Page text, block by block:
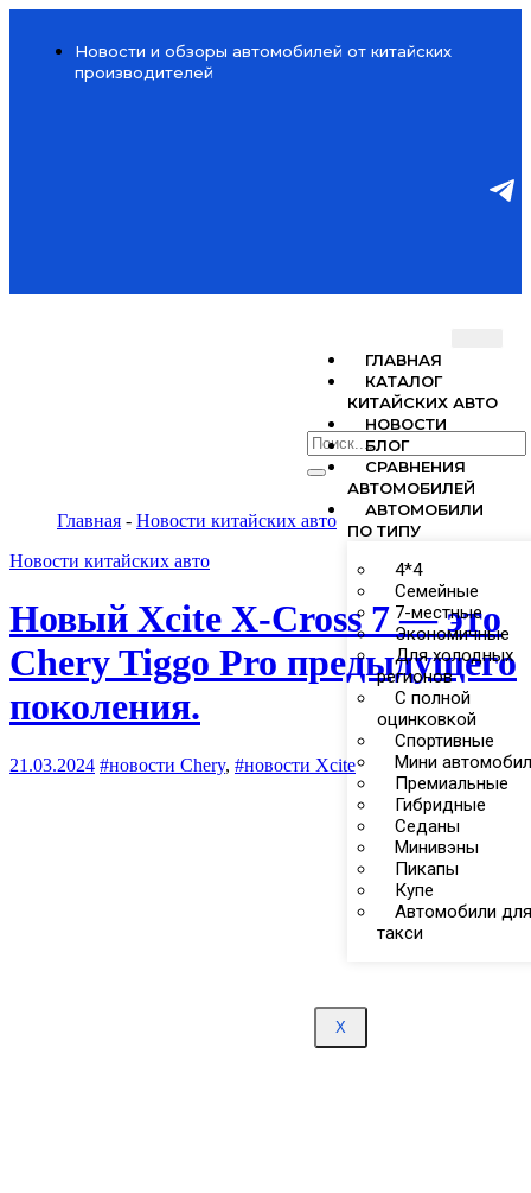
Новости и обзоры автомобилей от китайских
производителей
ГЛАВНАЯ
КАТАЛОГ
КИТАЙСКИХ АВТО
НОВОСТИ
БЛОГ
СРАВНЕНИЯ
АВТОМОБИЛЕЙ
АВТОМОБИЛИ
ПО ТИПУ
4*4
Семейные
7-местные
Экономичные
Для холодных
регионов
С полной
оцинковкой
Спортивные
Мини
Премиальные
Гибридные
Седаны
Минивэны
Пикапы
Купе
Автомобили
такси
X
Главная - Новости китайских авто
Новости китайских авто
Новый Xcite X-Cross 7 — это
Chery Tiggo Pro предыдущего
поколения.
21.03.2024 #новости Chery, #новости Xcite